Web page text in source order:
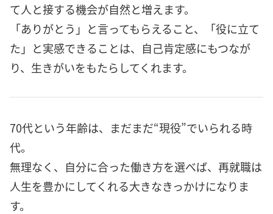
て人と接する機会が自然と増えます。
「ありがとう」と言ってもらえること、「役に立て
た」と実感できることは、自己肯定感にもつなが
り、生きがいをもたらしてくれます。
70代という年齢は、まだまだ“現役”でいられる時
代。
無理なく、自分に合った働き方を選べば、再就職は
人生を豊かにしてくれる大きなきっかけになりま
す。